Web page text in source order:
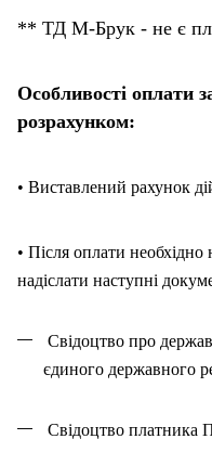
** ТД М-Брук - не є
Особливості оплати
розрахунком:
• Виставлений рахунок
• Після оплати необхідно
надіслати наступні
Свідоцтво про
єдиного державного
Свідоцтво платника